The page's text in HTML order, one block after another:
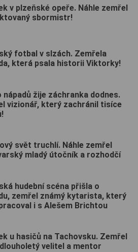
v plzeňské opeře. Náhle zemřel
sbormistr!
fotbal v slzách. Zemřela
která psala historii Viktorky!
nápadů žije záchranka dodnes.
vizionář, který zachránil tisíce
svět truchlí. Náhle zemřel
mladý útočník a rozhodčí
hudební scéna přišla o
zemřel známý kytarista, který
i s Alešem Brichtou
u hasičů na Tachovsku. Zemřel
velitel a mentor